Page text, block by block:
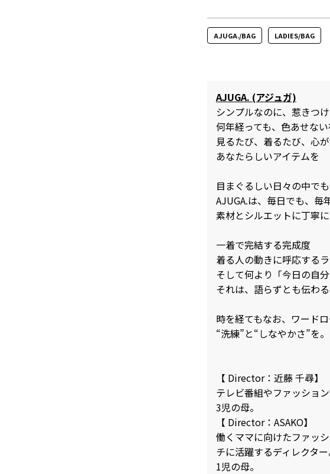
AJUGA./BAG LADIES/BAG
AJUGA. (アジュガ)
シンプルなのに、惹きつ
何年経っても、色あせな
見るたび、着るたび、心
あなたらしいアイテムを
目まぐるしい日々の中で
AJUGA.は、毎日でも、毎
素材とシルエットに丁寧
一着で完結する完成度
着る人の動きに呼応する
そして何より「今日の自
それは、語らずとも伝わ
時を経てもなお、ワード
“洗練”と“しなやかさ”を。
【 Director：近藤 千尋】
テレビ番組やファッショ
3児の母。
【 Director：ASAKO】
働くママに向けたファッ
チに活躍するディレクター
1児の母。